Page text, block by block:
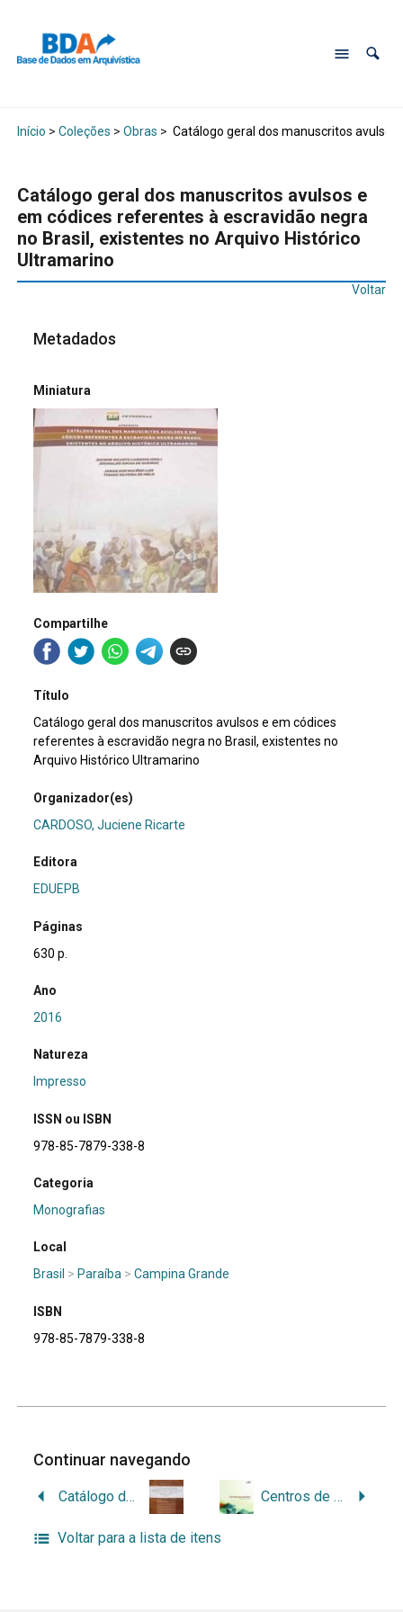
Início > Coleções > Obras > Catálogo geral dos manuscritos
Catálogo geral dos manuscritos avulsos e
em códices referentes à escravidão negra
no Brasil, existentes no Arquivo Histórico
Ultramarino
Voltar
Metadados
Miniatura
Compartilhe
Título
Catálogo geral dos manuscritos avulsos e em códices
referentes à escravidão negra no Brasil, existentes no
Arquivo Histórico Ultramarino
Organizador(es)
CARDOSO, Juciene Ricarte
Editora
EDUEPB
Páginas
630 p.
Ano
2016
Natureza
Impresso
ISSN ou ISBN
978-85-7879-338-8
Categoria
Monografias
Local
Brasil > Paraíba >Campina Grande
ISBN
978-85-7879-338-8
Continuar navegando
Catálogo dos documentos manuscritos avulsos existentes no Arquivo Histórico Ultramarino de Lisboa/IICT/Portugal (1581-1834): referentes à Ultramar, Serviços de partes, Visita do ouro, Contratos do sal, Brasil-geral Centros de memória: manual básico para implantação
Voltar para a lista de itens